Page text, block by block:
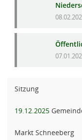
Sitzung
19.12.2025
Markt Schneeberg